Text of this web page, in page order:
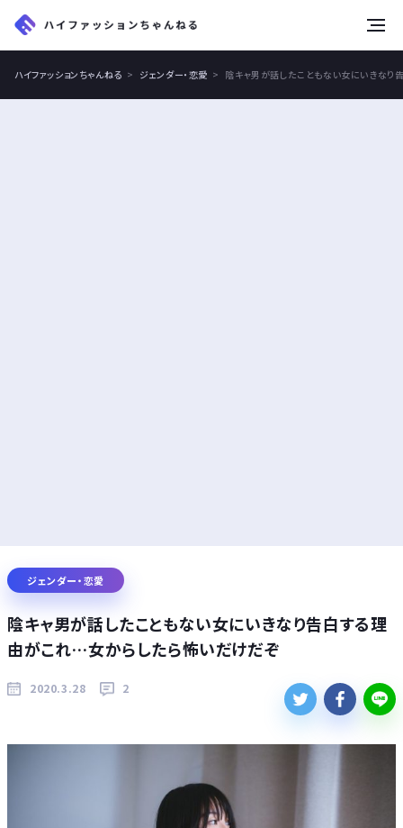
ハイファッションちゃんねる ジェンダー・恋愛 陰キャ男が話したこともない女にいきな
ジェンダー・恋愛
陰キャ男が話したこともない女にいきなり告白する理
由がこれ…女からしたら怖いだけだぞ
2020.3.28 2